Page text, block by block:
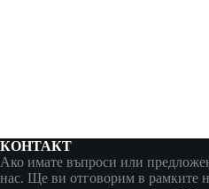
КОНТАКТ
Ако имате въпроси или
нас. Ще ви отговорим в рамките